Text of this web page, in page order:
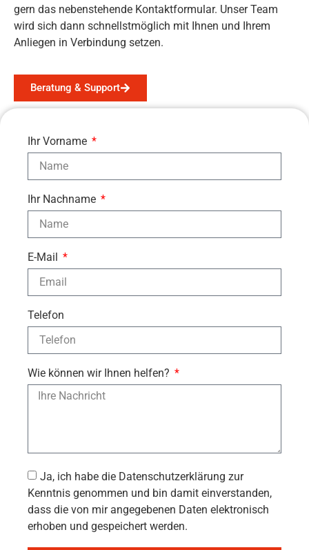
gern das nebenstehende Kontaktformular. Unser Team
wird sich dann schnellstmöglich mit Ihnen und Ihrem
Anliegen in Verbindung setzen.
Beratung & Support
Ihr Vorname
Ihr Nachname
E-Mail
Telefon
Wie können wir Ihnen helfen?
Ja, ich habe die Datenschutzerklärung zur
Kenntnis genommen und bin damit einverstanden,
dass die von mir angegebenen Daten elektronisch
erhoben und gespeichert werden.